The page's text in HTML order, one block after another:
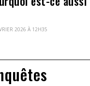
2026 À 12H35